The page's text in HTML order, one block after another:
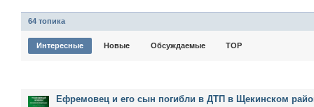
64 топика
Интересные Новые Обсуждаемые TOP
Ефремовец и его сын погибли в ДТП в Щекинском